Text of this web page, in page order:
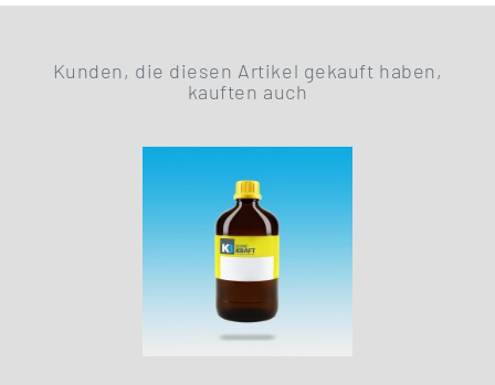
Kunden, die diesen Artikel gekauft haben,
kauften auch